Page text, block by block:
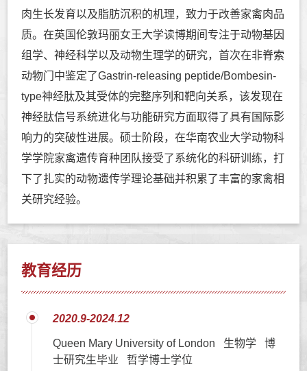
肉生长发育以及脂肪沉积的机理，致力于改善家禽肉品
质。在英国伦敦玛丽女王大学读博期间专注于动物基因
组学、神经科学以及动物生理学的研究，首次在非脊索
动物门中鉴定了Gastrin-releasing peptide/Bombesin-
type神经肽及其受体的完整序列和靶向关系，该发现在
神经肽信号系统进化与功能研究方面取得了具有国际影
响力的突破性进展。硕士阶段，在华南农业大学动物科
学学院家禽遗传育种团队接受了系统化的科研训练，打
下了扎实的动物遗传学理论基础并积累了丰富的家禽相
关研究经验。
教育经历
2020.9-2024.12
Queen Mary University of London 生物学 博
士研究生毕业 哲学博士学位